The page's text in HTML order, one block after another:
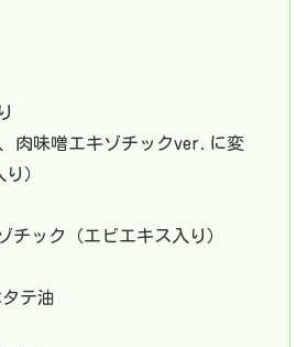
肉味噌エキゾチックver.に変
）
チック（エビエキス入り）
テ油